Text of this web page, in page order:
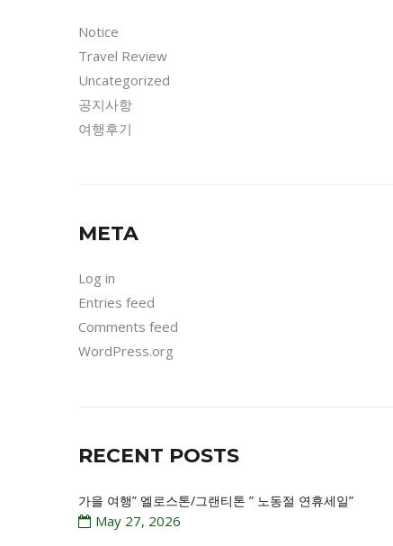
Notice
Travel Review
Uncategorized
공지사항
여행후기
META
Log in
Entries feed
Comments feed
WordPress.org
RECENT POSTS
가을 여행” 엘로스톤/그랜티톤 ” 노동절 연휴세일”
May 27, 2026